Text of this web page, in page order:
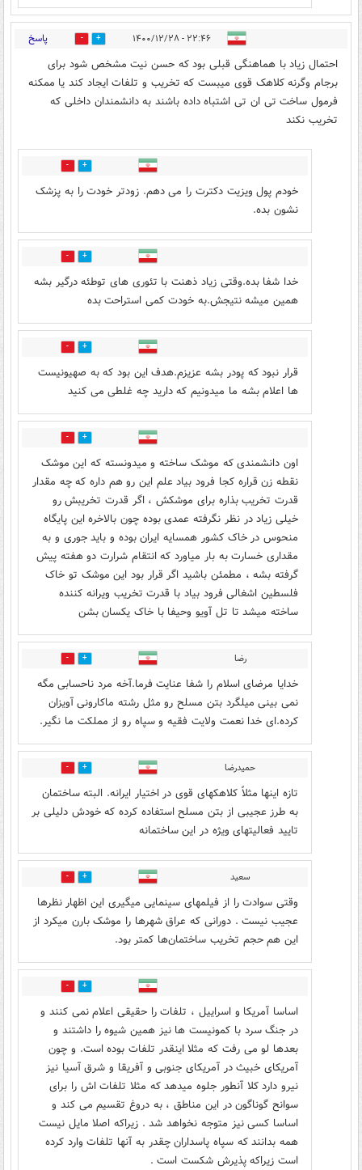
۲۲:۴۶ - ۱۴۰۰/۱۲/۲۸ 4 پاسخ
احتمال زیاد با هماهنگی قبلی بود که حسن نیت مشخص شود برای
برجام وگرنه کلاهک قوی میبست که تخریب و تلفات ایجاد کند یا ممکنه
فرمول ساخت تی ان تی اشتباه داده باشند به دانشمندان داخلی که
تخریب نکند
6
خودم پول ویزیت دکترت را می دهم. زودتر خودت را به پزشک
نشون بده.
4
خدا شفا بده.وقتی زیاد ذهنت با تئوری های توطئه درگیر بشه
همین میشه نتیجش.به خودت کمی استراحت بده
5
قرار نبود که پودر بشه عزیزم.هدف این بود که به صهیونیست
ها اعلام بشه ما میدونیم که دارید چه غلطی می کنید
4
اون دانشمندی که موشک ساخته و میدونسته که این موشک
نقطه زن قراره کجا فرود بیاد علم این رو هم داره که چه مقدار
قدرت تخریب بذاره برای موشکش ، اگر قدرت تخریبش رو
خیلی زیاد در نظر نگرفته عمدی بوده چون بالاخره این پایگاه
منحوس در خاک کشور همسایه ایران بوده و باید جوری و به
مقداری خسارت به بار میاورد که انتقام شرارت دو هفته پیش
گرفته بشه ، مطمئن باشید اگر قرار بود این موشک تو خاک
فلسطین اشغالی فرود بیاد با قدرت تخریب ویرانه کننده
ساخته میشد تا تل آویو وحیفا با خاک یکسان بشن
رضا 9
خدایا مرضای اسلام را شفا عنایت فرما.آخه مرد ناحسابی مگه
نمی بینی میلگرد بتن مسلح رو مثل رشته ماکارونی آویزان
کرده.ای خدا نعمت ولایت فقیه و سپاه رو از مملکت ما نگیر.
حمیدرضا 2
تازه اینها مثلاً کلاهکهای قوی در اختیار ایرانه. البته ساختمان
به طرز عجیبی از بتن مسلح استفاده کرده که خودش دلیلی بر
تایید فعالیتهای ویژه در این ساختمانه
سعید 2
وقتی سوادت را از فیلمهای سینمایی میگیری این اظهار نظرها
عجیب نیست . دورانی که عراق شهرها را موشک بارن میکرد از
این هم حجم تخریب ساختمان‌ها کمتر بود.
3
اساسا آمریکا و اسراییل ، تلفات را حقیقی اعلام نمی کنند و
در جنگ سرد با کمونیست ها نیز همین شیوه را داشتند و
بعدها لو می رفت که مثلا اینقدر تلفات بوده است. و چون
آمریکای خبیث در آمریکای جنوبی و آفریقا و شرق آسیا نیز
نیرو دارد کلا آنطور جلوه میدهد که مثلا تلفات اش را برای
سوانح گوناگون در این مناطق ، به دروغ تقسیم می کند و
اساسا کسی نیز متوجه نخواهد شد . زیراکه اصلا مایل نیست
همه بدانند که سپاه پاسداران چقدر به آنها تلفات وارد کرده
است زیراکه پذیرش شکست است .